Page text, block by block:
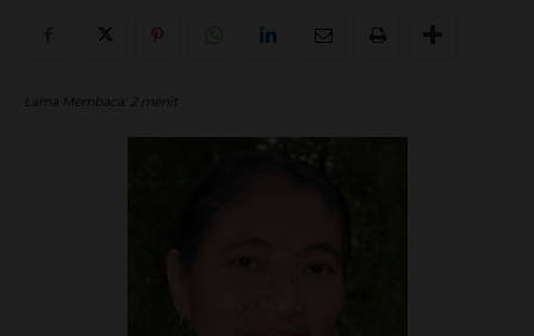
Lama Membaca: 2 menit